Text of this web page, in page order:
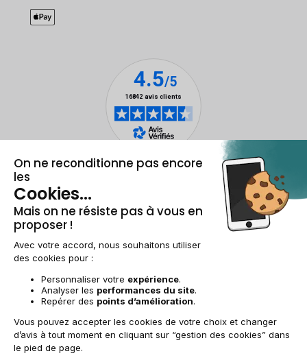
Mentions légales et CGUGestion des cookies
Conditions générales de vente
AccessibilitéPlan du site
FR | €
© 2009-2025 RECOMMERCE - Tous droits réservés.